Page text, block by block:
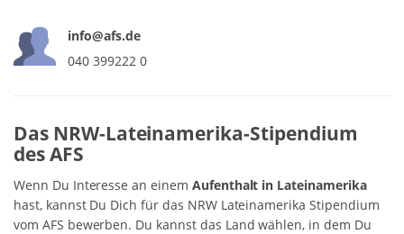
info@afs.de
040 399222 0
Das NRW-Lateinamerika-Stipendium
des AFS
Wenn Du Interesse an einem Aufenthalt in Lateinamerika
hast, kannst Du Dich für das NRW Lateinamerika Stipendium
vom AFS bewerben. Du kannst das Land wählen, in dem Du